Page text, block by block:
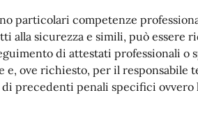
particolari competenze
alla sicurezza e simili, può essere
di attestati professionali o
e, ove richiesto, per il responsabile
precedenti penali specifici ovvero